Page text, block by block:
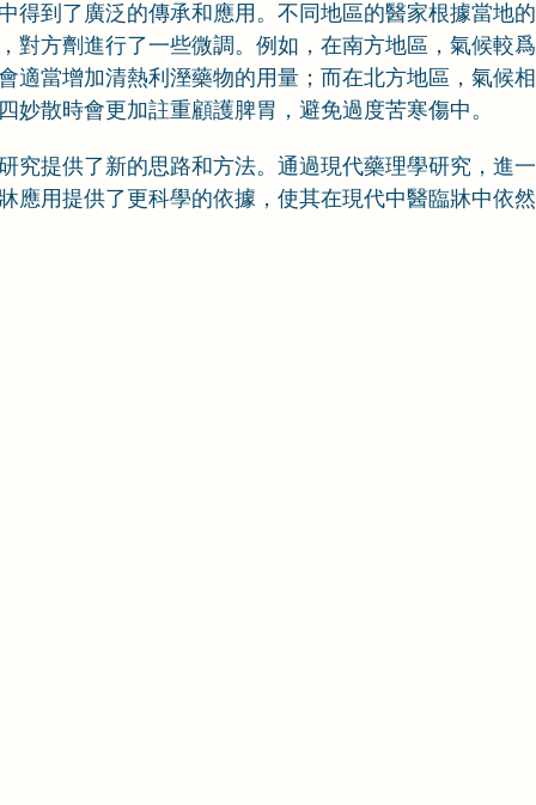
得到了廣泛的傳承和應用。不同地區的醫家根據當地的
對方劑進行了一些微調。例如，在南方地區，氣候較爲
適當增加清熱利溼藥物的用量；而在北方地區，氣候相
散時會更加註重顧護脾胃，避免過度苦寒傷中。
究提供了新的思路和方法。通過現代藥理學研究，進一
應用提供了更科學的依據，使其在現代中醫臨牀中依然